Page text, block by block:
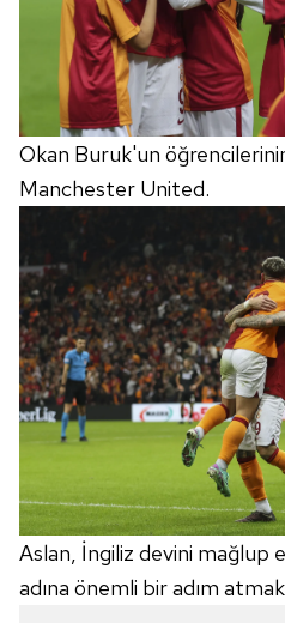
Okan Buruk'un
Manchester United.
Aslan, İngiliz devini mağlup
adına önemli bir adım